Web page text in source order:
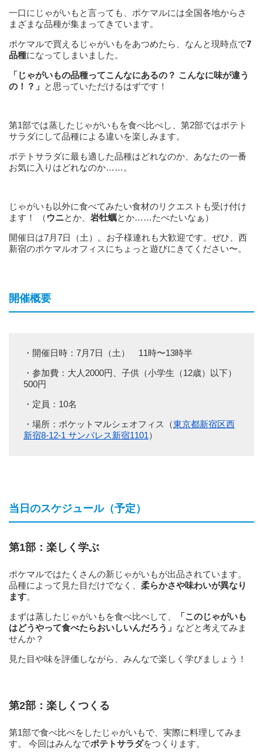
一口にじゃがいもと言っても、ポケマルには全国各地からさ
まざまな品種が集まってきています。
ポケマルで買えるじゃがいもをあつめたら、なんと現時点で7
品種になってしまいました。
「じゃがいもの品種ってこんなにあるの？ こんなに味が違う
の！？」 と思っていただけるはずです！
第1部では蒸したじゃがいもを食べ比べし、第2部ではポテト
サラダにして品種による違いを楽しみます。
ポテトサラダに最も適した品種はどれなのか、あなたの一番
お気に入りはどれなのか……。
じゃがいも以外に食べてみたい食材のリクエストも受け付け
ます！ （ウニとか、 岩牡蠣とか……たべたいなぁ）
開催日は7月7日（土）。お子様連れも大歓迎です。ぜひ、西
新宿のポケマルオフィスにちょっと遊びにきてください〜。
開催概要
・開催日時：7月7日（土） 11時〜13時半
・参加費：大人2000円、子供（小学生（12歳）以下）
500円
・定員：10名
・場所：ポケットマルシェオフィス（東京都新宿区西
新宿8-12-1 サンパレス新宿1101）
当日のスケジュール（予定）
第1部：楽しく学ぶ
ポケマルではたくさんの新じゃがいもが出品されています。
品種によって見た目だけでなく、 柔らかさや味わいが異なり
ます。
まずは蒸したじゃがいもを食べ比べして、
「このじゃがいも
はどうやって食べたらおいしいんだろう」 などと考えてみま
せんか？
見た目や味を評価しながら、みんなで楽しく学びましょう！
第2部：楽しくつくる
第1部で食べ比べをしたじゃがいもで、実際に料理してみま
す。 今回はみんなでポテトサラダをつくります。